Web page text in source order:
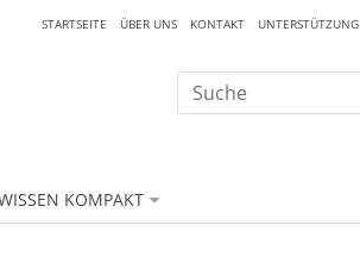
KOMPAKT
STARTSEITE ÜBER UNS KONTAKT UNTERSTÜTZUNG
Suche
nach: